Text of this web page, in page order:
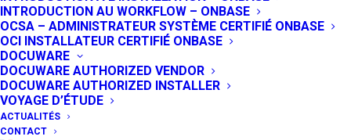
INTRODUCTION AU WORKFLOW – ONBASE
OCSA – ADMINISTRATEUR SYSTÈME CERTIFIÉ ONBASE
OCI INSTALLATEUR CERTIFIÉ ONBASE
DOCUWARE
DOCUWARE AUTHORIZED VENDOR
DOCUWARE AUTHORIZED INSTALLER
VOYAGE D’ÉTUDE
ACTUALITÉS
CONTACT
récemment acquis par le groupe
LEXMARK.
GDExpert a fait le choix d’arrêter la
commercialisation des solutions KOFAX
pour se concentrer sur une offre
spécialisée et sans redondance, au